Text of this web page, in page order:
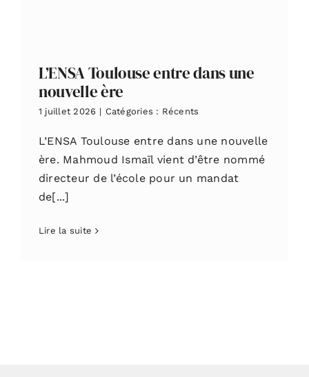
L’ENSA Toulouse entre dans une
nouvelle ère
1 juillet 2026 | Catégories : Récents
L’ENSA Toulouse entre dans une nouvelle
ère. Mahmoud Ismaïl vient d’être nommé
directeur de l’école pour un mandat
de[...]
Lire la suite